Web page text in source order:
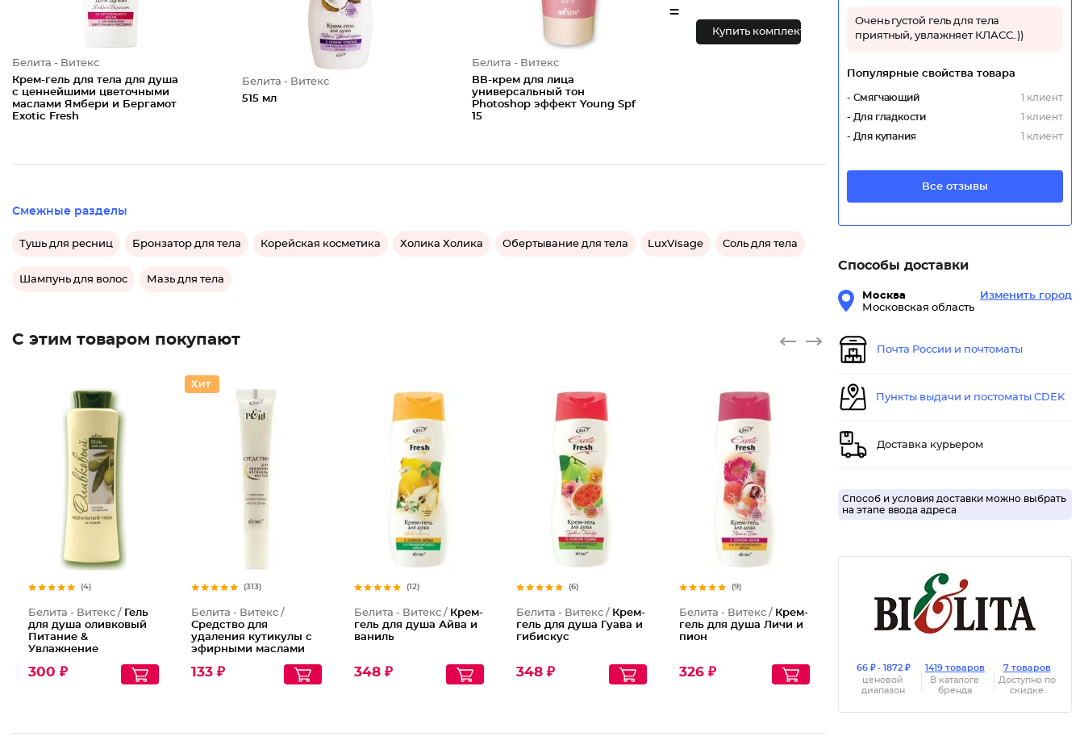
Белита - Витекс
Крем-гель для тела для душа
с ценнейшими цветочными
маслами Ямбери и Бергамот
Exotic Fresh
Белита - Витекс
515 мл
Белита - Витекс
ВВ-крем для лица
универсальный тон
Photoshop эффект Young Spf
15
=
Купить комплект
Смежные разделы
Тушь для ресниц Бронзатор для тела Корейская косметика Холика Холика Обертывание для тела LuxVisage Соль для тела
Шампунь для волос Мазь для тела
С этим товаром покупают
(4)
Белита - Витекс / Гель
для душа оливковый
Питание &
Увлажнение
300 ₽
(313)
Белита - Витекс /
Средство для
удаления кутикулы с
эфирными маслами
дерева
133 ₽
(12)
Белита - Витекс / Крем-
гель для душа Айва и
ваниль
348 ₽
(6)
Белита - Витекс / Крем-
гель для душа Гуава и
гибискус
348 ₽
(9)
Белита - Витекс / Крем-
гель для душа Личи и
пион
326 ₽
Очень густой гель для тела
приятный, увлажняет КЛАСС..))
Популярные свойства товара
- Смягчающий
1 клиент
- Для гладкости
1 клиент
- Для купания
1 клиент
Все отзывы
Способы доставки
Москва
Московская область
Изменить город
Почта России и почтоматы
Пункты выдачи и постоматы CDEK
Доставка курьером
Способ и условия доставки можно выбрать
на этапе ввода адреса
66 ₽ - 1872 ₽
ценовой
диапазон
1419 товаров
В каталоге
бренда
7 товаров
Доступно по
скидке